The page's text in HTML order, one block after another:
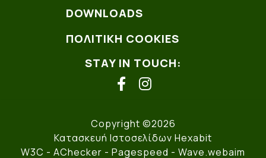
DOWNLOADS
ΠΟΛΙΤΙΚΗ COOKIES
STAY IN TOUCH:
facebook
instagram
Copyright ©2026
Κατασκευή Ιστοσελίδων Hexabit
W3C - AChecker - Pagespeed - Wave.webaim